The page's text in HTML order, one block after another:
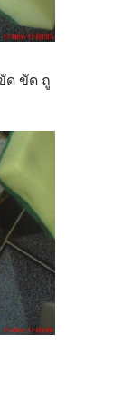
ด ขัด ถู